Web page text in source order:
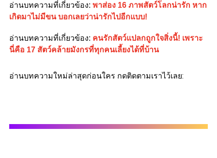
อ่านบทความที่เกี่ยวข้อง: พาส่อง 16 ภาพสัตว์โลกน่ารัก หาก
เกิดมาไม่มีขน บอกเลยว่าน่ารักไปอีกแบบ!
อ่านบทความที่เกี่ยวข้อง: คนรักสัตว์แปลกถูกใจสิ่งนี้! เพราะ
นี่คือ 17 สัตว์คล้ายมังกรที่ทุกคนเลี้ยงได้ที่บ้าน
อ่านบทความใหม่ล่าสุดก่อนใคร กดติดตามเราไว้เลย: